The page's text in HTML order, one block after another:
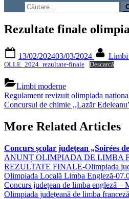
form
Caută
după:
Rezultate finale
on
13/02/202403/03/2024 Limbi
OLLE_2024_rezultate-finale Descarcă
Limbi moderne
Navigare
în
articole
Previous
Post:
Regulament revizuit olimpiada
Next
Concursul de chimie ,,Lazăr
More Related Articles
Concurs școlar judeţean „Soirées
ANUNȚ OLIMPIADA DE LIMBA
REZULTATE FINALE-Olimpiada
Olimpiada Locală Limba Engleză-
Concurs județean de limba engleză –
Olimpiada județeană de limba